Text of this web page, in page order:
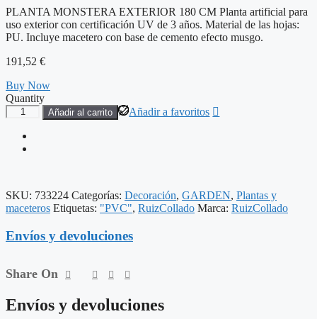
PLANTA MONSTERA EXTERIOR 180 CM Planta artificial para
uso exterior con certificación UV de 3 años. Material de las hojas:
PU. Incluye macetero con base de cemento efecto musgo.
191,52 €
Buy Now
Quantity
PLANTA
MONSTERA
EXTERIOR
Añadir a favoritos
Añadir al carrito
SKU: 733224 Categorías: Decoración, GARDEN, Plantas y
maceteros Etiquetas: "PVC", RuizCollado Marca: RuizCollado
Envíos y devoluciones
Share On
Envíos y devoluciones